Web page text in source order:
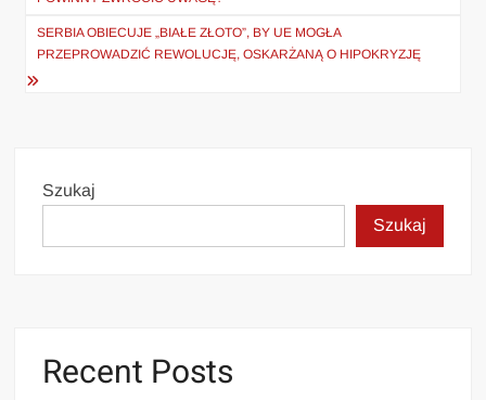
SERBIA OBIECUJE „BIAŁE ZŁOTO”, BY UE MOGŁA
PRZEPROWADZIĆ REWOLUCJĘ, OSKARŻANĄ O HIPOKRYZJĘ
Szukaj
Szukaj
Recent Posts